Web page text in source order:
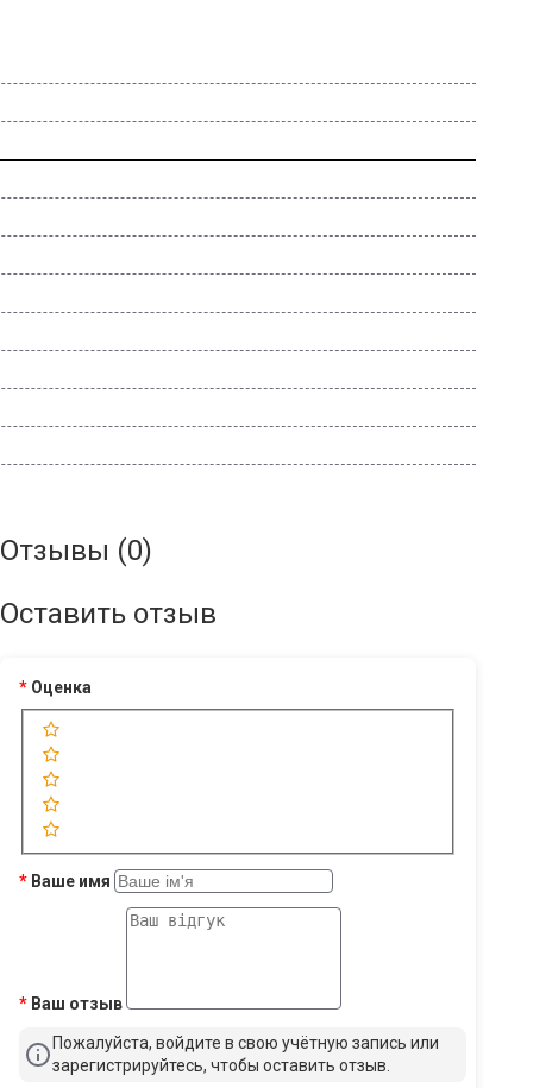
Отзывы (0)
Оставить отзыв
Оценка
Ваше имя
Ваш отзыв
Пожалуйста, войдите в свою учётную запись или
зарегистрируйтесь, чтобы оставить отзыв.